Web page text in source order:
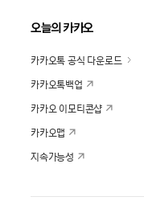
오늘의 카카오
카카오톡 공식 다운로드
카카오톡백업
카카오 이모티콘샵
카카오맵
지속가능성